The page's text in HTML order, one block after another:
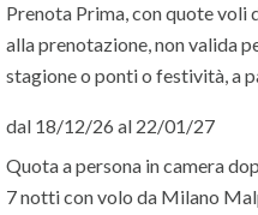
asciugacapelli (su richiesta
giorno). Connessione wifi
- colazione, pranzo e cena a
complessi Merril's II e III con
alcoliche locali in bicchiere, tè
Prenota Prima, con quote voli
alla prenotazione, non valida
stagione o ponti o festività, a
dal 18/12/26 al 22/01/27
Quota a persona in camera
7 notti con volo da Milano